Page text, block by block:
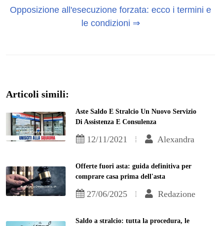
Opposizione all'esecuzione forzata: ecco i termini e
le condizioni ⇒
Articoli simili:
Aste Saldo E Stralcio Un Nuovo Servizio
Di Assistenza E Consulenza
12/11/2021 Alexandra
Offerte fuori asta: guida definitiva per
comprare casa prima dell'asta
27/06/2025 Redazione
Saldo a stralcio: tutta la procedura, le